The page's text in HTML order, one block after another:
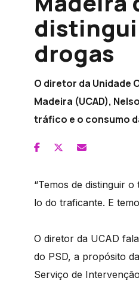
drogas
O diretor da Unidade
Madeira (UCAD),
tráfico e o consumo
“Temos de distinguir
lo do traficante. E
O diretor da UCAD
do PSD, a propósito
Serviço de